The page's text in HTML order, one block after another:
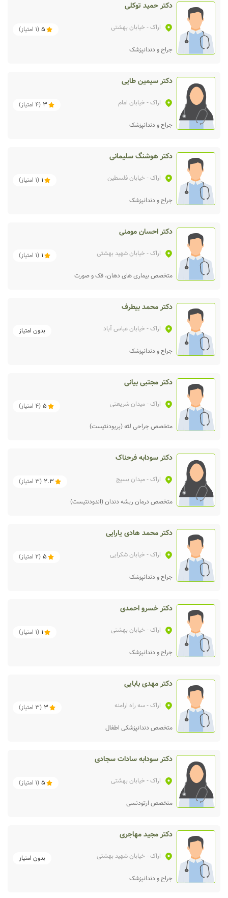
دکتر حمید توکلی
اراک- خیابان بهشتی 5
(
1 امتیاز)
جراح و دندانپزشک
دکتر سیمین طایی
اراک- خیابان امام 3
(
4 امتیاز)
جراح و دندانپزشک
دکتر هوشنگ سلیمانی
اراک- خیابان فلسطین 1
(
1 امتیاز)
جراح و دندانپزشک
دکتر احسان مومنی
اراک- خیابان شهید بهشتی 1
(
1 امتیاز)
متخصص بیماری‌ های دهان، فک و صورت
دکتر محمد بیطرف
اراک- خیابان عباس آباد بدون امتیاز
جراح و دندانپزشک
دکتر مجتبی بیانی
اراک- میدان شریعتی 5
(
4 امتیاز)
متخصص جراحی لثه (پریودنتیست)
دکتر سودابه فرحناک
اراک- میدان بسیج 2.3
(
3 امتیاز)
متخصص درمان ریشه دندان (اندودنتیست)
دکتر محمد هادی یارایی
اراک- خیابان شکرایی 5
(
2 امتیاز)
جراح و دندانپزشک
دکتر خسرو احمدی
اراک- خیابان بهشتی 1
(
1 امتیاز)
جراح و دندانپزشک
دکتر مهدی بابایی
اراک- سه راه ارامنه 3
(
3 امتیاز)
متخصص دندانپزشکی اطفال
دکتر سودابه سادات سجادی
اراک- خیابان بهشتی 5
(
1 امتیاز)
متخصص ارتودنسی
دکتر مجید مهاجری
اراک- خیابان شهید بهشتی بدون امتیاز
جراح و دندانپزشک